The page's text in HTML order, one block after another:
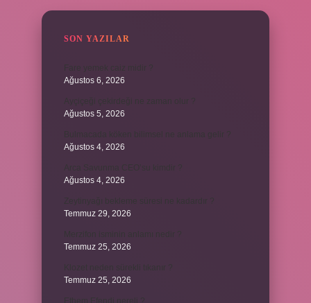
SON YAZILAR
Ağustos 6, 2026
Ağustos 5, 2026
Ağustos 4, 2026
Ağustos 4, 2026
Temmuz 29, 2026
Temmuz 25, 2026
Temmuz 25, 2026